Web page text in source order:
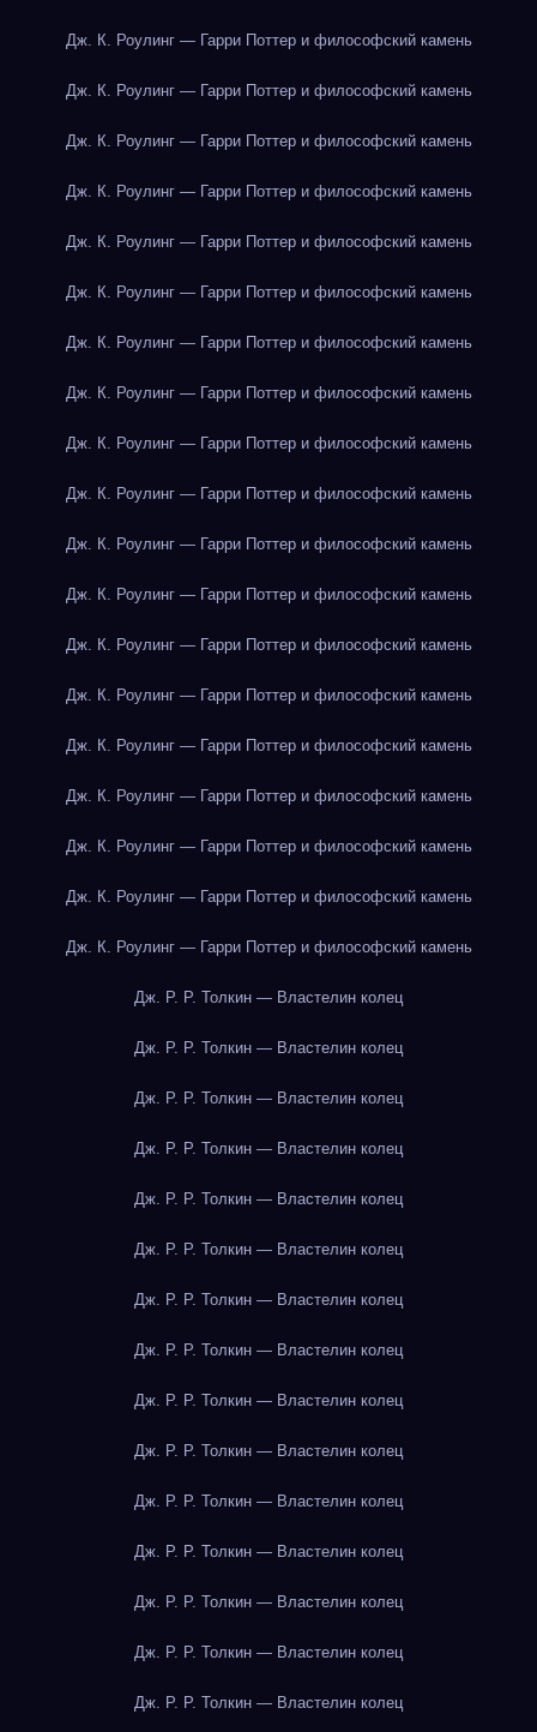
Дж. К. Роулинг — Гарри Поттер и философский камень
Дж. К. Роулинг — Гарри Поттер и философский камень
Дж. К. Роулинг — Гарри Поттер и философский камень
Дж. К. Роулинг — Гарри Поттер и философский камень
Дж. К. Роулинг — Гарри Поттер и философский камень
Дж. К. Роулинг — Гарри Поттер и философский камень
Дж. К. Роулинг — Гарри Поттер и философский камень
Дж. К. Роулинг — Гарри Поттер и философский камень
Дж. К. Роулинг — Гарри Поттер и философский камень
Дж. К. Роулинг — Гарри Поттер и философский камень
Дж. К. Роулинг — Гарри Поттер и философский камень
Дж. К. Роулинг — Гарри Поттер и философский камень
Дж. К. Роулинг — Гарри Поттер и философский камень
Дж. К. Роулинг — Гарри Поттер и философский камень
Дж. К. Роулинг — Гарри Поттер и философский камень
Дж. К. Роулинг — Гарри Поттер и философский камень
Дж. К. Роулинг — Гарри Поттер и философский камень
Дж. К. Роулинг — Гарри Поттер и философский камень
Дж. К. Роулинг — Гарри Поттер и философский камень
Дж. Р. Р. Толкин — Властелин колец
Дж. Р. Р. Толкин — Властелин колец
Дж. Р. Р. Толкин — Властелин колец
Дж. Р. Р. Толкин — Властелин колец
Дж. Р. Р. Толкин — Властелин колец
Дж. Р. Р. Толкин — Властелин колец
Дж. Р. Р. Толкин — Властелин колец
Дж. Р. Р. Толкин — Властелин колец
Дж. Р. Р. Толкин — Властелин колец
Дж. Р. Р. Толкин — Властелин колец
Дж. Р. Р. Толкин — Властелин колец
Дж. Р. Р. Толкин — Властелин колец
Дж. Р. Р. Толкин — Властелин колец
Дж. Р. Р. Толкин — Властелин колец
Дж. Р. Р. Толкин — Властелин колец